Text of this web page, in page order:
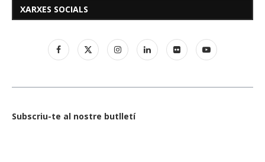
XARXES SOCIALS
Subscriu-te al nostre butlletí